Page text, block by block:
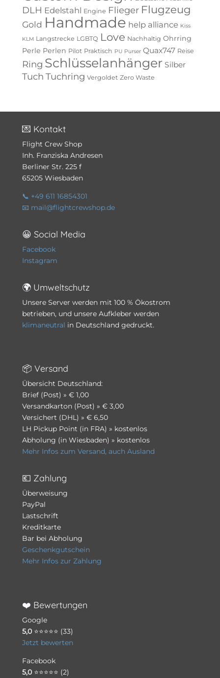
DLH Edelstahl Engine Flieger Flugzeug
Gold Handmade help alliance Kiss
KLM Langstrecke LGBTQ Love Nachhaltig Ohrring
Perle Perlen Pilot Praktisch PU Purser Quax747 Reise
Ring Schlüsselanhänger Silber
Tuch Tuchring Vergoldet Zero Waste
💌 Kontakt
Flight Crew Shop
Inh. Franziska Andresen
Berliner Str. 225 f
65205 Wiesbaden
📞 +49 611 16854301
📧 mail@flightcrewshop.de
😀 Social Media
Facebook
Instagram
🌍 Umweltschutz
Unsere Server werden mit 100 % Ökostrom
betrieben, und unsere Aufkleber werden
klimaneutral in Deutschland gedruckt.
📦 Versand
Übersicht Deutschland:
Brief (Post) » € 1,00
Versandkarton (Post) » € 3,00
Versichert (DHL) » € 6,50
LH Pickup Point (in FRA) » kostenlos
Abholung (in Wiesbaden) » kostenlos
Mehr Infos zum Versand, auch Ausland
💶 Zahlung
Überweisung
PayPal
Lastschrift
Kreditkarte
Bar bei Abholung
Geschenkgutschein
Mehr Infos zur Zahlung
❤️ Bewertungen
Google
5,0⭐⭐⭐⭐⭐ (33)
Jetzt bewerten
Facebook
5,0⭐⭐⭐⭐⭐ (2)